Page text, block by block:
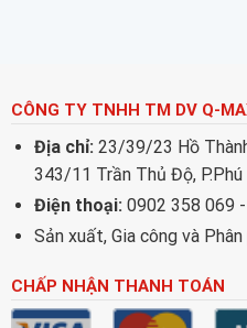
CÔNG TY TNHH TM DV Q-
Địa chỉ: 23/39/23 Hồ
343/11 Trần Thủ Độ, P.Phú
Điện thoại: 0902 358 069
Sản xuất, Gia công và
CHẤP NHẬN THANH TOÁN